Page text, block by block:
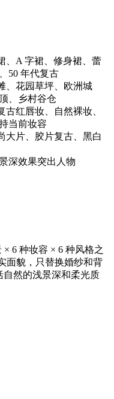
、A 字裙、修身裙、蕾
50 年代复古
、花园草坪、欧洲城
、乡村谷仓
红唇妆、自然裸妆、
当前妆容
大片、胶片复古、黑白
深效果突出人物
6 种妆容 × 6 种风格之
面貌，只替换婚纱和背
然的浅景深和柔光质